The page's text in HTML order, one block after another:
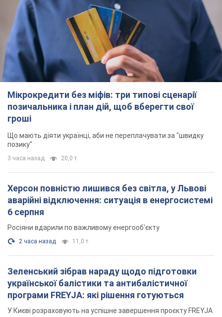
Мікрокредити без міфів: три типові сценарії
позичальника і план дій, щоб вберегти свої
гроші
Що мають діяти українці, аби не переплачувати за "швидку
позику"
3 часа назад 20,0 т.
Херсон повністю лишився без світла, у Львові
аварійні відключення: ситуація в енергосистемі
6 серпня
Росіяни вдарили по важливому енергооб'єкту
2 часа назад 11,0 т.
Зеленський зібрав нараду щодо підготовки
української балістики та антибалістичної
програми FREYJA: які рішення готуються
У Києві розраховують на успішне завершення проєкту FREYJA